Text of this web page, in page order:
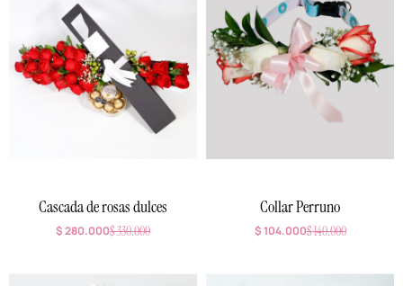
Cascada de rosas dulces
$330.000
$280.000
Collar Perruno
$140.000
$104.000